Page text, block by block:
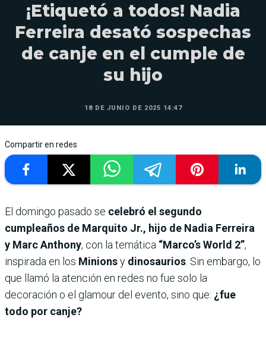
¡Etiquetó a todos! Nadia
Ferreira desató sospechas
de canje en el cumple de
su hijo
18 DE JUNIO DE 2025 14:47
Compartir en redes
El domingo pasado se celebró el segundo
cumpleaños de Marquito Jr., hijo de Nadia Ferreira
y Marc Anthony, con la temática “Marco’s World 2”,
inspirada en los Minionsy dinosaurios . Sin embargo, lo
que llamó la atención en redes no fue solo la
decoración o el glamour del evento, sino que: ¿fue
todo por canje?